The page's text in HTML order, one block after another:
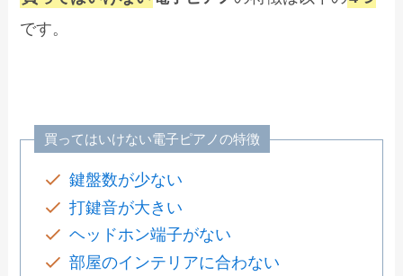
です。
買ってはいけない電子ピアノの特徴
鍵盤数が少ない
打鍵音が大きい
ヘッドホン端子がない
部屋のインテリアに合わない